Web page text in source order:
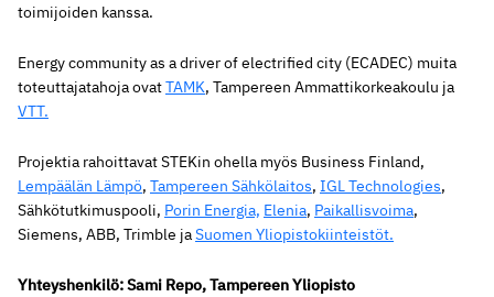
toimijoiden kanssa.
Energy community as a driver of electrified city (ECADEC) muita
toteuttajatahoja ovatTAMK, Tampereen Ammattikorkeakoulu ja
VTT.
Projektia rahoittavat STEKin ohella myös Business Finland,
Lempäälän Lämpö, Tampereen Sähkölaitos, IGL Technologies,
Sähkötutkimuspooli, Porin Energia, Elenia, Paikallisvoima,
Siemens, ABB, Trimble jaSuomen Yliopistokiinteistöt.
Yhteyshenkilö: Sami Repo, Tampereen Yliopisto